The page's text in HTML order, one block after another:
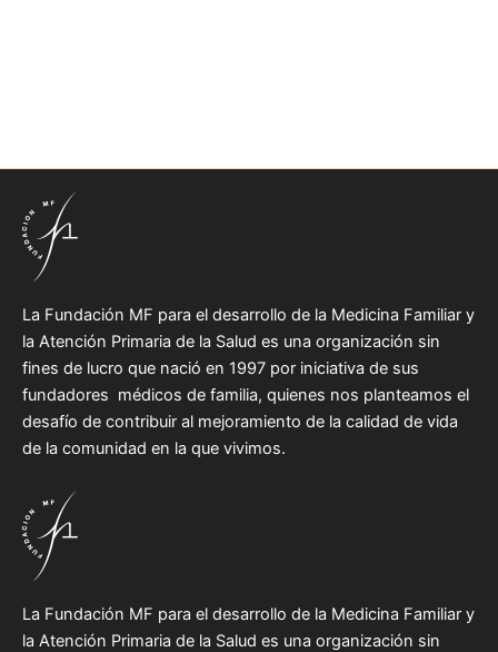
La Fundación MF para el desarrollo de la Medicina Familiar y
la Atención Primaria de la Salud es una organización sin
fines de lucro que nació en 1997 por iniciativa de sus
fundadores médicos de familia, quienes nos planteamos el
desafío de contribuir al mejoramiento de la calidad de vida
de la comunidad en la que vivimos.
La Fundación MF para el desarrollo de la Medicina Familiar y
la Atención Primaria de la Salud es una organización sin